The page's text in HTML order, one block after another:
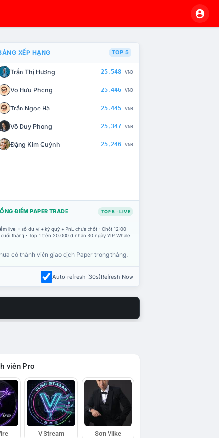
CHẾ TÀI XỬ LÝ VI PHẠM
XẾP HẠNG TOP 5
Trần Thị Hương 25,548 VNĐ
Võ Hữu Phong 25,446 VNĐ
Trần Ngọc Hà 25,445 VNĐ
Võ Duy Phong 25,347 VNĐ
Đặng Kim Quỳnh 25,246 VNĐ
ĐIỂM PAPER TRADE TOP 5 · LIVE
live = số dư ví + ký quỹ + PnL chưa chốt · Chốt 12:00
tháng · Top 1 trên 20.000 đ nhận 30 ngày VIP Whale.
có thành viên giao dịch Paper trong tháng.
Auto-refresh (30s)Refresh Now
viên Pro
V Stream Sơn Vlike